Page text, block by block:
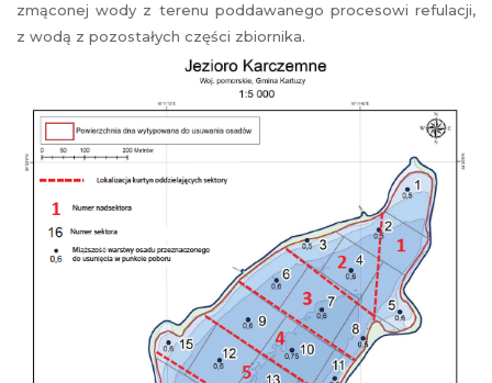
zmąconej wody z terenu poddawanego procesowi refulacji,
z wodą z pozostałych części zbiornika.